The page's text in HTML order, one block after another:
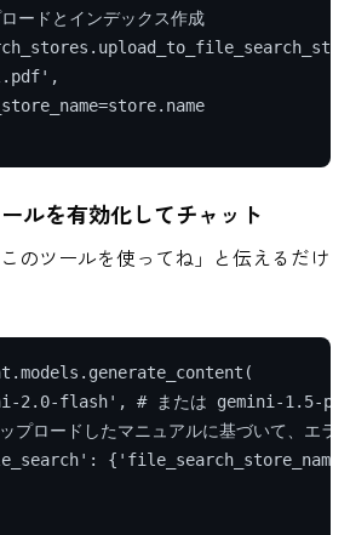
ードとインデックス作成
ルを有効化してチャット
のツールを使ってね」と伝えるだけ
2.0-flash', # または gemini-1.5-
ロードしたマニュアルに基づいて、エラ